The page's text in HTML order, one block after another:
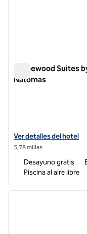
Homewood Suites
Natomas
Ver detalles del hotel
Ver detalles del hotel
5,78 millas
Desayuno gratis
Piscina al aire libre
1 de 12